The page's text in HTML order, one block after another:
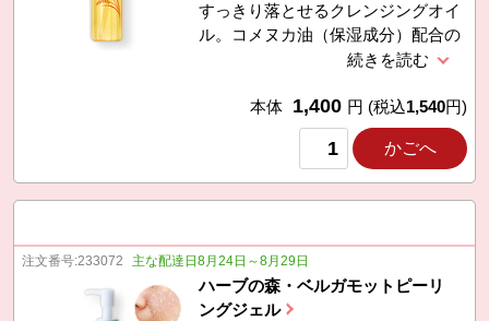
ステアリン酸ポリグリセリル-2、
BG、水
すっきり落とせるクレンジングオイ
ル。コメヌカ油（保湿成分）配合の
オイルでお肌にしっとり、うるおい
本体 1,400 円 (税込1,540円)
かごへ
注文番号:233072 主な配達日8月24日～8月29日
ハーブの森・ベルガモットピーリ
ングジェル